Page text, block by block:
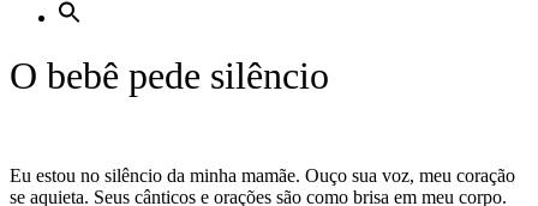
O bebê pede silêncio
Eu estou no silêncio da minha mamãe. Ouço sua voz, meu coração
se aquieta. Seus cânticos e orações são como brisa em meu corpo.